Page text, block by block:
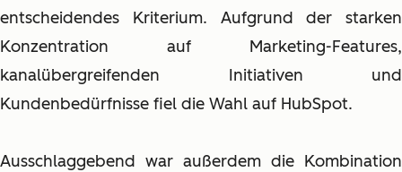
entscheidendes Kriterium. Aufgrund der starken
Konzentration auf Marketing-Features,
kanalübergreifenden Initiativen und
Kundenbedürfnisse fiel die Wahl auf HubSpot.
Ausschlaggebend war außerdem die Kombination